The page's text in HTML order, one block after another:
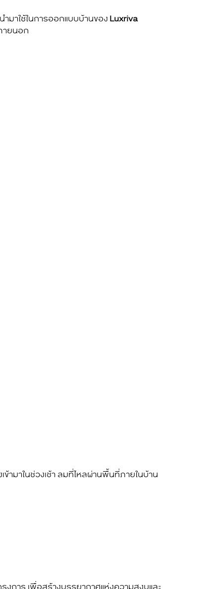
มาใช้ในการออกแบบบ้านของ Luxriva
ายนอก
ามาในช่วงเช้า ลมที่ไหลผ่านพื้นที่ภายในบ้าน